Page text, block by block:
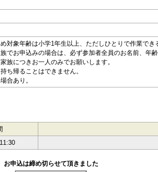
対象年齢は小学1年生以上、ただしひとりで作業でき
族でお申込みの場合は、必ず参加者全員のお名前、年
族につきお一人のみでお願いします。
ち帰ることはできません。
合あり。
お申込は締め切らせて頂きました